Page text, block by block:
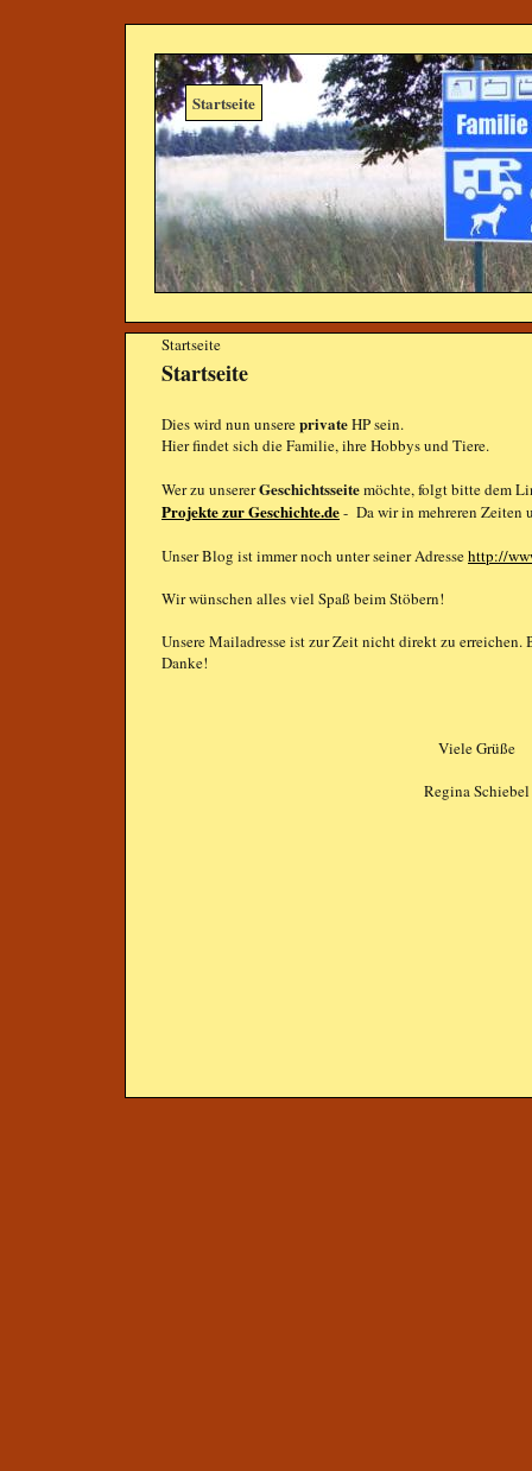
Startseite
Startseite
Startseite
Dies wird nun unsereprivateHP sein.
Hier findet sich die Familie, ihre Hobbys und Tiere.
Wer zu unsererGeschichtsseitemöchte, folgt bitte dem
Projekte zur Geschichte.de- Da wir in mehreren Zeiten
Unser Blog ist immer noch unter seiner Adressehttp://
Wir wünschen alles viel Spaß beim Stöbern!
Unsere Mailadresse ist zur Zeit nicht direkt zu
Danke!
Viele Grüße
Regina Schiebel